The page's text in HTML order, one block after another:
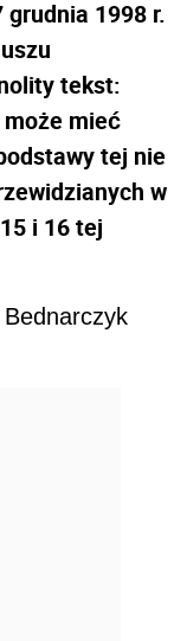
1998 r.
tekst:
może mieć
tej nie
w
i 16 tej